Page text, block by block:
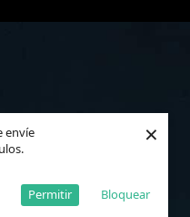
envíe
Bloquear
Permitir
×